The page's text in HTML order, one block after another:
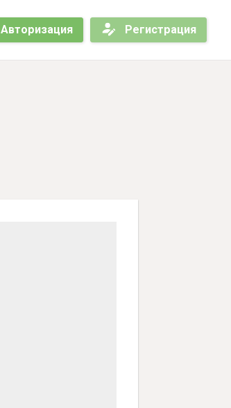
Авторизация Регистрация